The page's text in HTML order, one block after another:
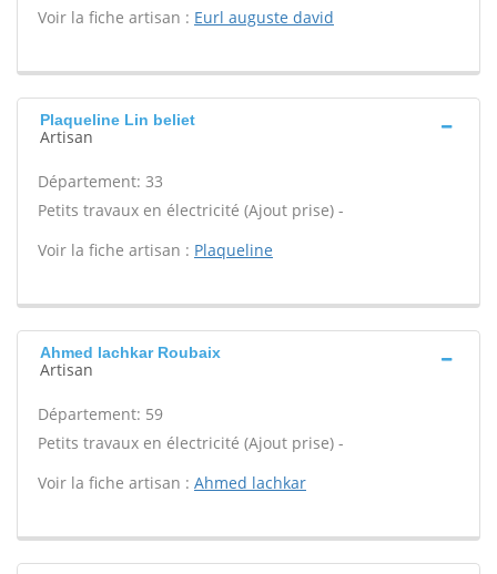
Voir la fiche artisan : Eurl auguste david
Plaqueline Lin beliet
Artisan
Département: 33
Petits travaux en électricité (Ajout prise) -
Voir la fiche artisan : Plaqueline
Ahmed lachkar Roubaix
Artisan
Département: 59
Petits travaux en électricité (Ajout prise) -
Voir la fiche artisan : Ahmed lachkar